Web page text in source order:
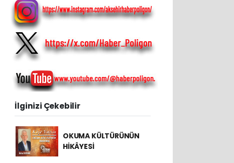
İlginizi Çekebilir
OKUMA KÜLTÜRÜNÜN
HİKÂYESİ